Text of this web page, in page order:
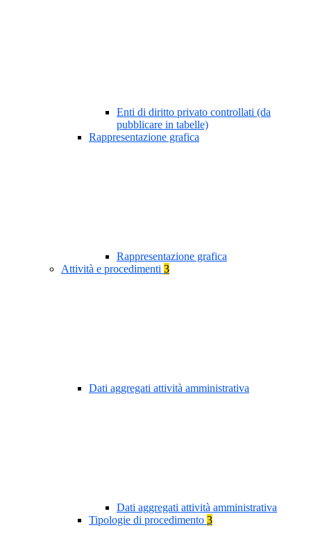
Enti di diritto privato controllati (da
pubblicare in tabelle)
Rappresentazione grafica
Rappresentazione grafica
Attività e procedimenti 3
Dati aggregati attività amministrativa
Dati aggregati attività amministrativa
Tipologie di procedimento 3